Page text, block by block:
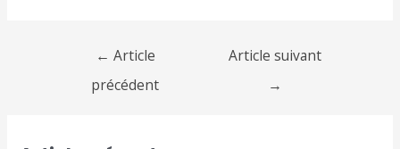
← Article
précédent
Article suivant
→